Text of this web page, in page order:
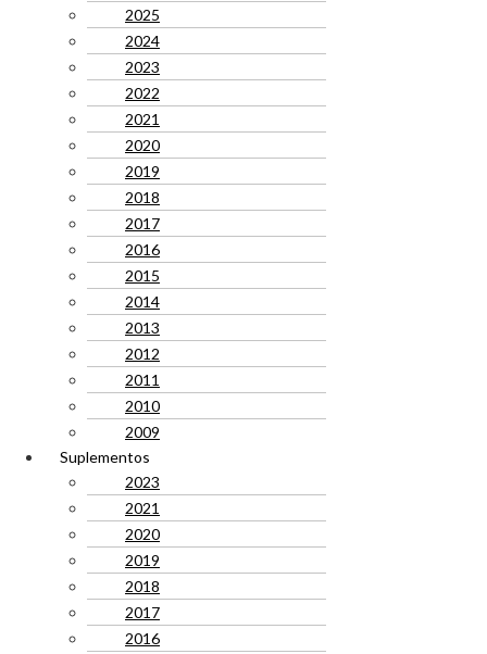
2025
2024
2023
2022
2021
2020
2019
2018
2017
2016
2015
2014
2013
2012
2011
2010
2009
Suplementos
2023
2021
2020
2019
2018
2017
2016